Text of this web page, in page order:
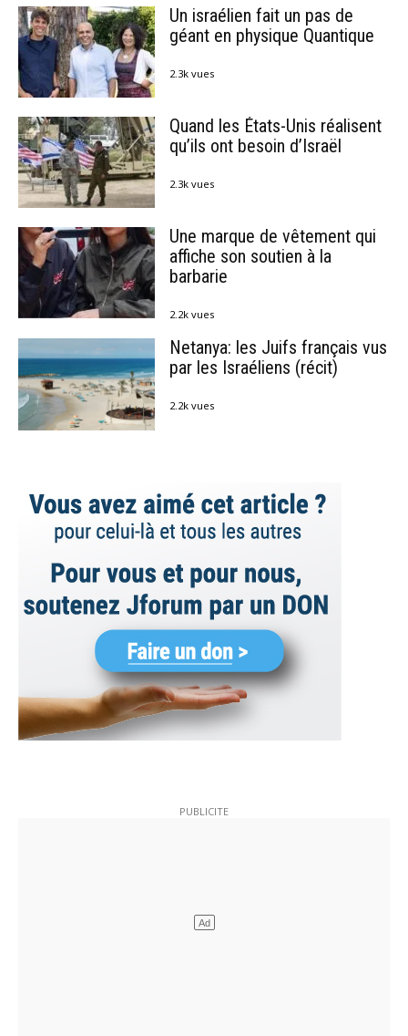
Un israélien fait un pas de
géant en physique Quantique
2.3k vues
Quand les États-Unis réalisent
qu’ils ont besoin d’Israël
2.3k vues
Une marque de vêtement qui
affiche son soutien à la
barbarie
2.2k vues
Netanya: les Juifs français vus
par les Israéliens (récit)
2.2k vues